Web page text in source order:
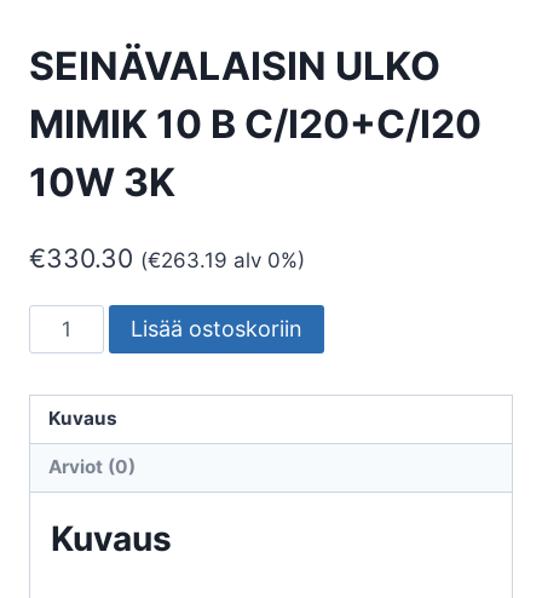
SEINÄVALAISIN ULKO
MIMIK 10 B C/I20+C/I20
10W 3K
€330.30 (€263.19 alv 0%)
SEINÄVALAISIN
ULKO
10
B
C/I20+C/I20
3K
Lisää ostoskoriin
Kuvaus
Arviot (0)
Kuvaus